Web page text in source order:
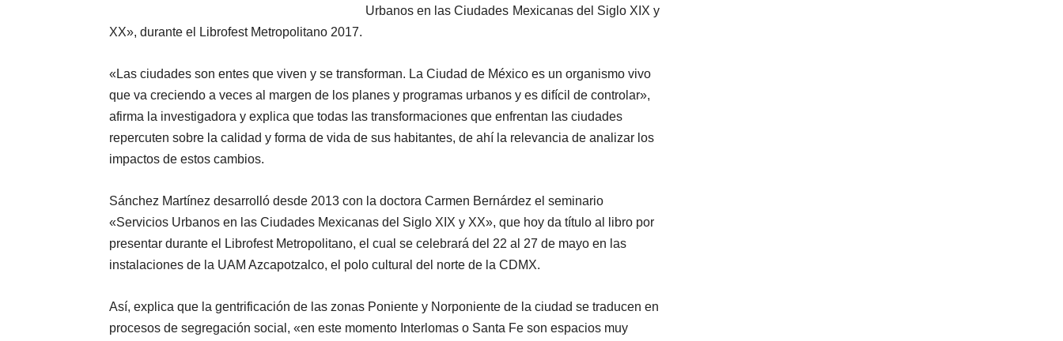
Urbanos en las Ciudades Mexicanas del Siglo XIX y
XX», durante el Librofest Metropolitano 2017.
«Las ciudades son entes que viven y se transforman. La Ciudad de México es un organismo vivo
que va creciendo a veces al margen de los planes y programas urbanos y es difícil de controlar»,
afirma la investigadora y explica que todas las transformaciones que enfrentan las ciudades
repercuten sobre la calidad y forma de vida de sus habitantes, de ahí la relevancia de analizar los
impactos de estos cambios.
Sánchez Martínez desarrolló desde 2013 con la doctora Carmen Bernárdez el seminario
«Servicios Urbanos en las Ciudades Mexicanas del Siglo XIX y XX», que hoy da título al libro por
presentar durante el Librofest Metropolitano, el cual se celebrará del 22 al 27 de mayo en las
instalaciones de la UAM Azcapotzalco, el polo cultural del norte de la CDMX.
Así, explica que la gentrificación de las zonas Poniente y Norponiente de la ciudad se traducen en
procesos de segregación social, «en este momento Interlomas o Santa Fe son espacios muy